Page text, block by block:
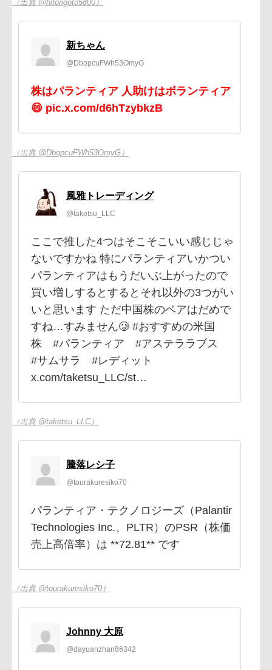
（出典 @hitorigoto5800）
新ちゃん
@DbopcuFWh53OmyG
株はパランティア 人助けはボランティア
😄 pic.x.com/d6hTzybkzB
（出典 @DbopcuFWh53OmyG）
風雅トレーディング
@taketsu_LLC
ここで推した4つはそこそこいい感じじゃ
ないですかね 特にパランティアいかつい
パランティアはもうだいぶ上がったので
買い増しするとするとそれ以外の3つがい
いと思います ただ中国株のベアはだめで
すね…すみません🥲 #おすすめの米国
株 #パランティア #アステララブス
#サムサラ #レディット
x.com/taketsu_LLC/st…
（出典 @taketsu_LLC）
騰落レシ子
@tourakuresiko70
パランティア・テクノロジーズ（Palantir
Technologies Inc.、PLTR）のPSR（株価
売上高倍率）は **72.81** です
（出典 @tourakuresiko70）
Johnny 大原
@dayuanzhan86342